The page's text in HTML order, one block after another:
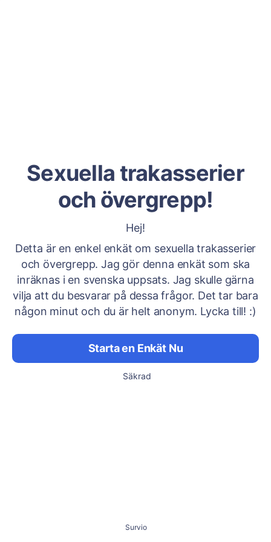
Sexuella trakasserier
och övergrepp!
Hej!
Detta är en enkel enkät om sexuella trakasserier
och övergrepp. Jag gör denna enkät som ska
inräknas i en svenska uppsats. Jag skulle gärna
vilja att du besvarar på dessa frågor. Det tar bara
någon minut och du är helt anonym. Lycka till! :)
Starta en Enkät Nu
Säkrad
Survio